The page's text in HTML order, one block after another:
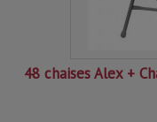
48 chaises Alex +